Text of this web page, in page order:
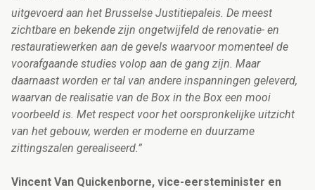
uitgevoerd aan het Brusselse Justitiepaleis. De meest
zichtbare en bekende zijn ongetwijfeld de renovatie- en
restauratiewerken aan de gevels waarvoor momenteel de
voorafgaande studies volop aan de gang zijn. Maar
daarnaast worden er tal van andere inspanningen geleverd,
waarvan de realisatie van de Box in the Box een mooi
voorbeeld is. Met respect voor het oorspronkelijke uitzicht
van het gebouw, werden er moderne en duurzame
zittingszalen gerealiseerd.”
Vincent Van Quickenborne, vice-eersteminister en